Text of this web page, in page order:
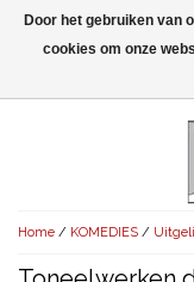
Menu
AVONDVULLEND
KORT (-30')
AVONDVULLEND
Home / KOMEDIES /
Door het gebruiken van
cookies om onze